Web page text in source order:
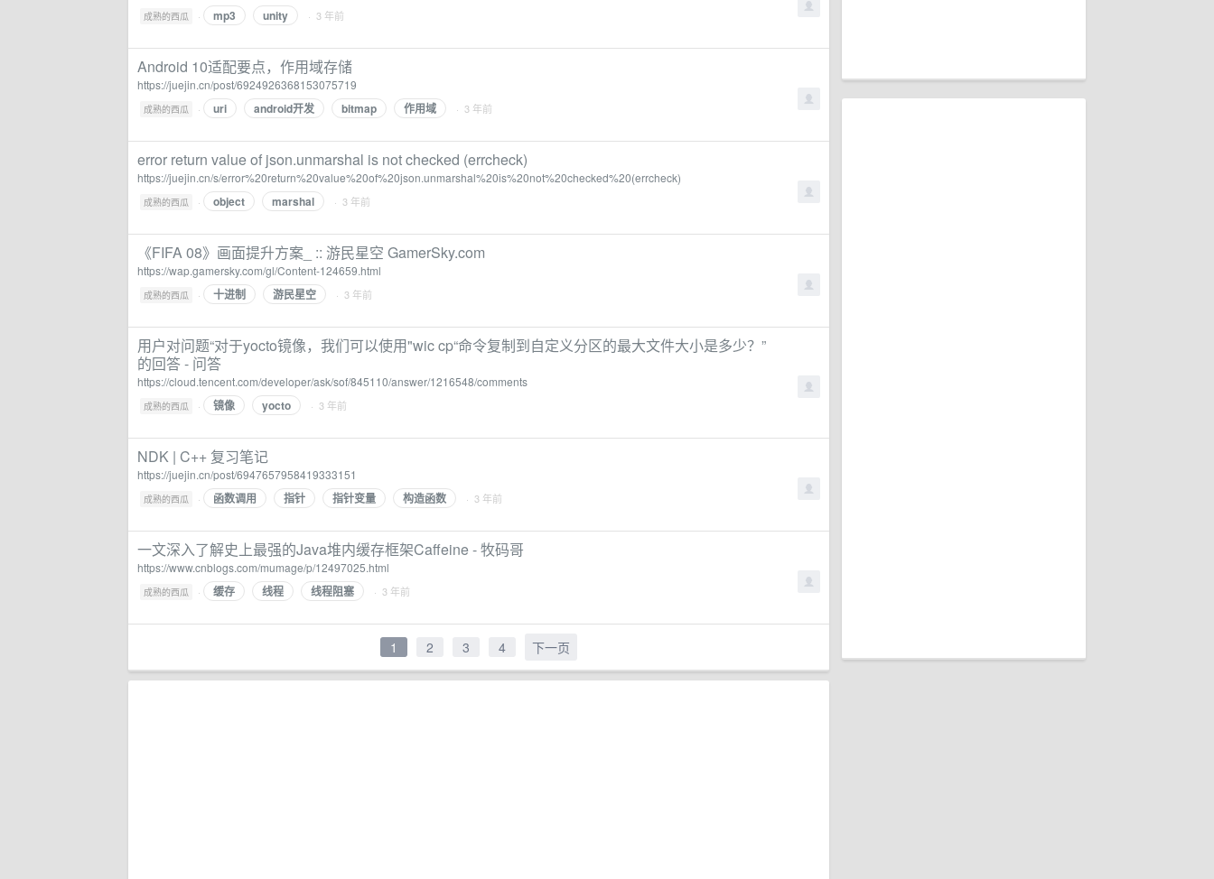
成熟的西瓜 · mp3 unity · 3 年前
Android 10适配要点，作用域存储
https://juejin.cn/post/6924926368153075719
成熟的西瓜 · uri android开发 bitmap 作用域 · 3 年前
error return value of json.unmarshal is not checked (errcheck)
https://juejin.cn/s/error%20return%20value%20of%20json.unmarshal%20is%20not%20checked%20(errcheck)
成熟的西瓜 · object marshal · 3 年前
《FIFA 08》画面提升方案_ :: 游民星空 GamerSky.com
https://wap.gamersky.com/gl/Content-124659.html
成熟的西瓜 · 十进制 游民星空 · 3 年前
用户对问题“对于yocto镜像，我们可以使用"wic cp“命令复制到自定义分区的最大文件大小是多少？”
的回答 - 问答
https://cloud.tencent.com/developer/ask/sof/845110/answer/1216548/comments
成熟的西瓜 · 镜像 yocto · 3 年前
NDK | C++ 复习笔记
https://juejin.cn/post/6947657958419333151
成熟的西瓜 · 函数调用 指针 指针变量 构造函数 · 3 年前
一文深入了解史上最强的Java堆内缓存框架Caffeine - 牧码哥
https://www.cnblogs.com/mumage/p/12497025.html
成熟的西瓜 · 缓存 线程 线程阻塞 · 3 年前
1 2 3 4 下一页